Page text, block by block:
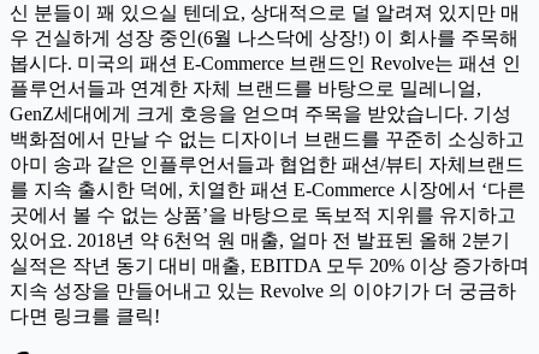
신 분들이 꽤 있으실 텐데요, 상대적으로 덜 알려져 있지만 매
우 건실하게 성장 중인(6월 나스닥에 상장!) 이 회사를 주목해
봅시다. 미국의 패션 E-Commerce 브랜드인 Revolve는 패션 인
플루언서들과 연계한 자체 브랜드를 바탕으로 밀레니얼,
GenZ세대에게 크게 호응을 얻으며 주목을 받았습니다. 기성
백화점에서 만날 수 없는 디자이너 브랜드를 꾸준히 소싱하고
아미 송과 같은 인플루언서들과 협업한 패션/뷰티 자체브랜드
를 지속 출시한 덕에, 치열한 패션 E-Commerce 시장에서 ‘다른
곳에서 볼 수 없는 상품’을 바탕으로 독보적 지위를 유지하고
있어요. 2018년 약 6천억 원 매출, 얼마 전 발표된 올해 2분기
실적은 작년 동기 대비 매출, EBITDA 모두 20% 이상 증가하며
지속 성장을 만들어내고 있는 Revolve 의 이야기가 더 궁금하
다면 링크를 클릭!